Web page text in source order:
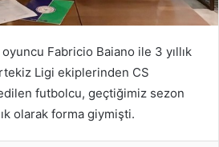
Fabricio Baiano ile 3 yıllık
Ligi ekiplerinden CS
futbolcu, geçtiğimiz sezon
olarak forma giymişti.